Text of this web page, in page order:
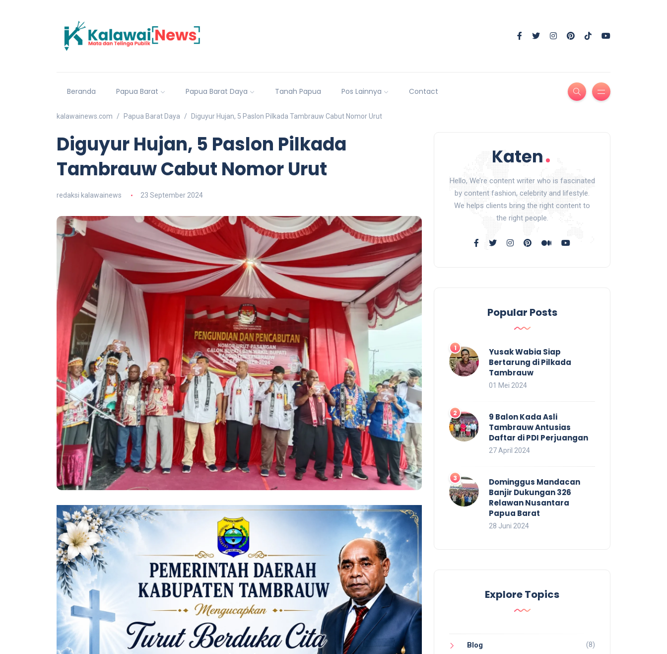
Beranda Papua Barat Papua Barat Daya Tanah Papua Pos Lainnya Contact
kalawainews.com Papua Barat Daya Diguyur Hujan, 5 Paslon Pilkada Tambrauw Cabut Nomor Urut
Diguyur Hujan, 5 Paslon Pilkada
Tambrauw Cabut Nomor Urut
redaksi kalawainews 23 September 2024
Hello, We’re content writer who is fascinated
by content fashion, celebrity and lifestyle.
We helps clients bring the right content to
the right people.
Popular Posts
Yusak Wabia Siap
Bertarung di Pilkada
Tambrauw
01 Mei 2024
9 Balon Kada Asli
Tambrauw Antusias
Daftar di PDI Perjuangan
27 April 2024
Dominggus Mandacan
Banjir Dukungan 326
Relawan Nusantara
Papua Barat
28 Juni 2024
Explore Topics
Blog (8)